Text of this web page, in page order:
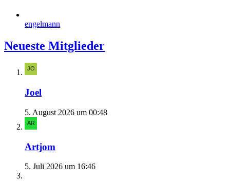
engelmann
Neueste Mitglieder
Joel
5. August 2026 um 00:48
Artjom
5. Juli 2026 um 16:46